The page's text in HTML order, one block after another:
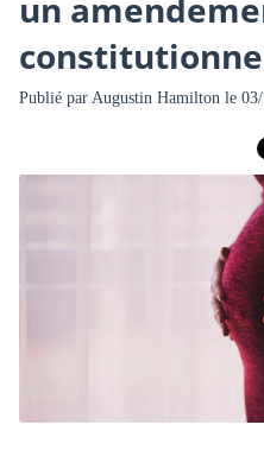
un
Publié par Augustin Hamilton le